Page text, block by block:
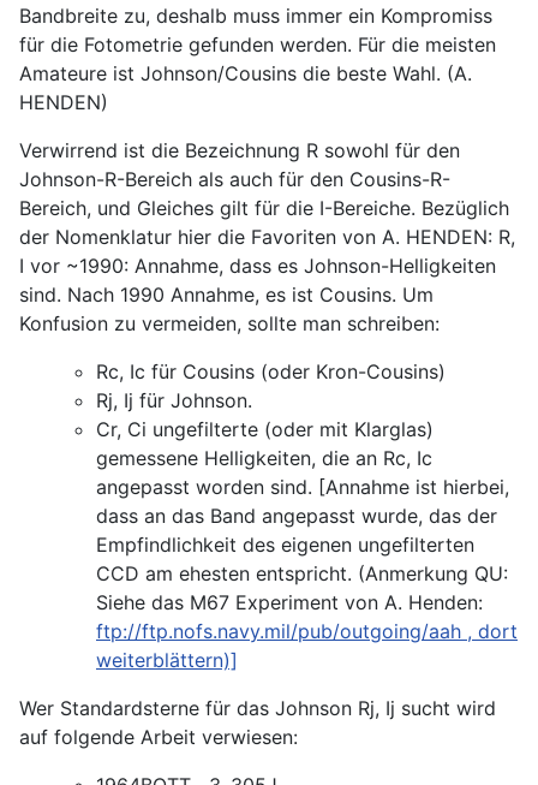
Bandbreite zu, deshalb muss immer ein Kompromiss
für die Fotometrie gefunden werden. Für die meisten
Amateure ist Johnson/Cousins die beste Wahl. (A.
HENDEN)
Verwirrend ist die Bezeichnung R sowohl für den
Johnson-R-Bereich als auch für den Cousins-R-
Bereich, und Gleiches gilt für die I-Bereiche. Bezüglich
der Nomenklatur hier die Favoriten von A. HENDEN: R,
I vor ~1990: Annahme, dass es Johnson-Helligkeiten
sind. Nach 1990 Annahme, es ist Cousins. Um
Konfusion zu vermeiden, sollte man schreiben:
Rc, Ic für Cousins (oder Kron-Cousins)
Rj, Ij für Johnson.
Cr, Ci ungefilterte (oder mit Klarglas)
gemessene Helligkeiten, die an Rc, Ic
angepasst worden sind. [Annahme ist hierbei,
dass an das Band angepasst wurde, das der
Empfindlichkeit des eigenen ungefilterten
CCD am ehesten entspricht. (Anmerkung QU:
Siehe das M67 Experiment von A. Henden:
ftp://ftp.nofs.navy.mil/pub/outgoing/aah , dort
weiterblättern)]
Wer Standardsterne für das Johnson Rj, Ij sucht wird
auf folgende Arbeit verwiesen: